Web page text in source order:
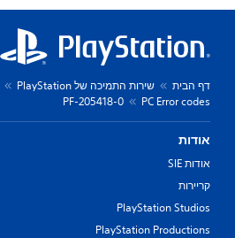
דף הבית שירות התמיכה של PlayStation
PC Error codes
PF-205418-0
אודות
אודות SIE
קריירות
PlayStation Studios
PlayStation Productions